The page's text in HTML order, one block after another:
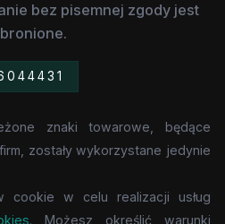
bez pisemnej zgody jest
znaki towarowe, będące
zostały wykorzystane jedynie
cookie w celu realizacji usług
. Możesz określić warunki